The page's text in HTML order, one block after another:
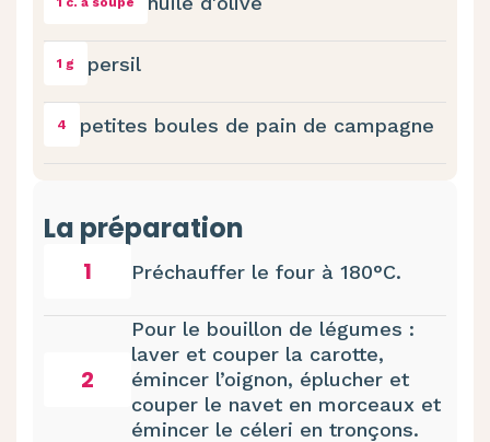
1 g persil
4 petites boules de pain de campagne
La préparation
1 Préchauffer le four à 180°C.
2
Pour le bouillon de légumes :
laver et couper la carotte,
émincer l’oignon, éplucher et
couper le navet en morceaux et
émincer le céleri en tronçons.